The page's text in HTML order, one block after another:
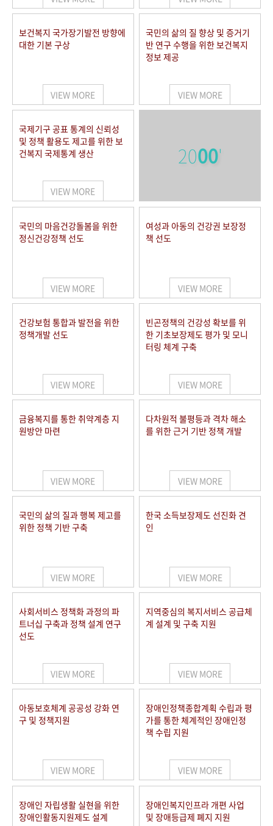
보건복지 국가장기발전 방향에
대한 기본 구상
VIEW MORE
국민의 삶의 질 향상 및 증거기
반 연구 수행을 위한 보건복지
정보 제공
VIEW MORE
국제기구 공표 통계의 신뢰성
및 정책 활용도 제고를 위한 보
건복지 국제통계 생산
VIEW MORE
2000'
국민의 마음건강돌봄을 위한
정신건강정책 선도
VIEW MORE
여성과 아동의 건강권 보장정
책 선도
VIEW MORE
건강보험 통합과 발전을 위한
정책개발 선도
VIEW MORE
빈곤정책의 건강성 확보를 위
한 기초보장제도 평가 및 모니
터링 체계 구축
VIEW MORE
금융복지를 통한 취약계층 지
원방안 마련
VIEW MORE
다차원적 불평등과 격차 해소
를 위한 근거 기반 정책 개발
VIEW MORE
국민의 삶의 질과 행복 제고를
위한 정책 기반 구축
VIEW MORE
한국 소득보장제도 선진화 견
인
VIEW MORE
사회서비스 정책화 과정의 파
트너십 구축과 정책 설계 연구
선도
VIEW MORE
지역중심의 복지서비스 공급체
계 설계 및 구축 지원
VIEW MORE
아동보호체계 공공성 강화 연
구 및 정책지원
VIEW MORE
장애인정책종합계획 수립과 평
가를 통한 체계적인 장애인정
책 수립 지원
VIEW MORE
장애인 자립생활 실현을 위한
장애인활동지원제도 설계
장애인복지인프라 개편 사업
및 장애등급제 폐지 지원